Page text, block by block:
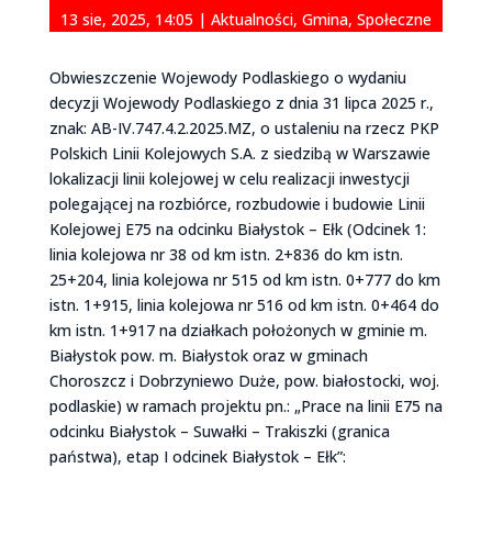
13 sie, 2025, 14:05 |Aktualności,Gmina,Społeczne
Obwieszczenie Wojewody Podlaskiego o wydaniu
decyzji Wojewody Podlaskiego z dnia 31 lipca 2025 r.,
znak: AB-IV.747.4.2.2025.MZ, o ustaleniu na rzecz PKP
Polskich Linii Kolejowych S.A. z siedzibą w Warszawie
lokalizacji linii kolejowej w celu realizacji inwestycji
polegającej na rozbiórce, rozbudowie i budowie Linii
Kolejowej E75 na odcinku Białystok – Ełk (Odcinek 1:
linia kolejowa nr 38 od km istn. 2+836 do km istn.
25+204, linia kolejowa nr 515 od km istn. 0+777 do km
istn. 1+915, linia kolejowa nr 516 od km istn. 0+464 do
km istn. 1+917 na działkach położonych w gminie m.
Białystok pow. m. Białystok oraz w gminach
Choroszcz i Dobrzyniewo Duże, pow. białostocki, woj.
podlaskie) w ramach projektu pn.: „Prace na linii E75 na
odcinku Białystok – Suwałki – Trakiszki (granica
państwa), etap I odcinek Białystok – Ełk”: